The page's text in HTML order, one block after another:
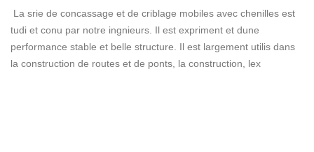
La srie de concassage et de criblage mobiles avec chenilles est
tudi et conu par notre ingnieurs. Il est expriment et dune
performance stable et belle structure. Il est largement utilis dans
la construction de routes et de ponts, la construction, lex